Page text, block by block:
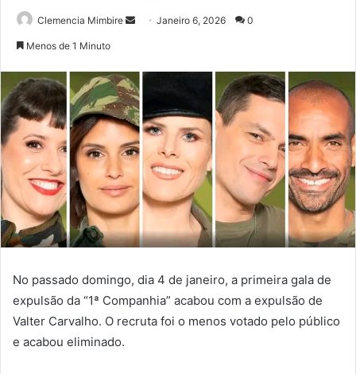
Clemencia Mimbire
SendJaneiro 6, 2026 0
Menos de 1 Minuto
No passado domingo, dia 4 de janeiro, a primeira gala de
expulsão da “1ª Companhia” acabou com a expulsão de
Valter Carvalho. O recruta foi o menos votado pelo público
e acabou eliminado.